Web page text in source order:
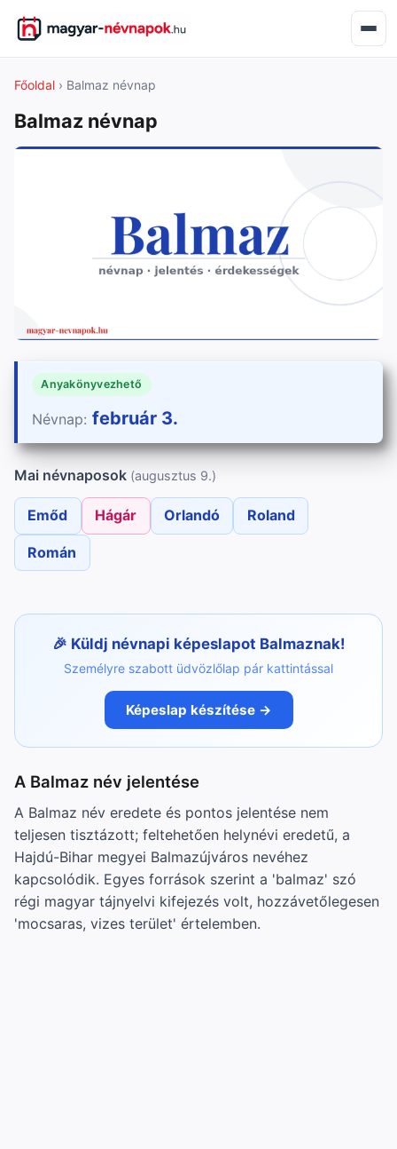
Főoldal › Balmaz névnap
Balmaz névnap
Anyakönyvezhető
Névnap: február 3.
Mai névnaposok (augusztus 9.)
Emőd Hágár Orlandó Roland
Román
Küldj névnapi képeslapot Balmaznak!
Személyre szabott üdvözlőlap pár kattintással
Képeslap készítése →
A Balmaz név jelentése
A Balmaz név eredete és pontos jelentése nem
teljesen tisztázott; feltehetően helynévi eredetű, a
Hajdú-Bihar megyei Balmazújváros nevéhez
kapcsolódik. Egyes források szerint a 'balmaz' szó
régi magyar tájnyelvi kifejezés volt, hozzávetőlegesen
'mocsaras, vizes terület' értelemben.